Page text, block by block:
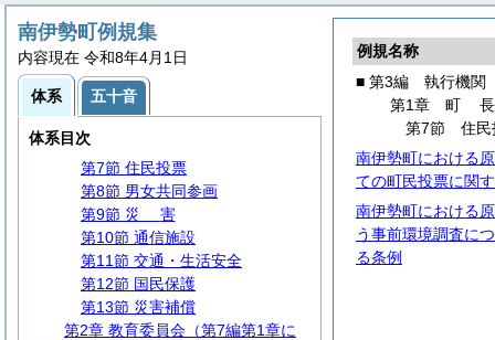
例規名称
■ 第3編 執行機関
第1章 町長
第7節 住民
南伊勢町における
ての町民投票に関
南伊勢町における
う事前環境調査に
る条例
南伊勢町例規集
内容現在 令和8年4月1日
体系 五十音
体系目次
第1章町長
第1節 事務分掌
第2節 代理・代決等
第3節 文書・公印
第4節 情報の公開・保護等
第5節 行政手続
第6節
第7節 住民投票
第8節 男女共同参画
第9節 災 害
第10節 通信施設
第11節 交通・生活安全
第12節 国民保護
第13節 災害補償
第2章 教育委員会（第7編第1章に